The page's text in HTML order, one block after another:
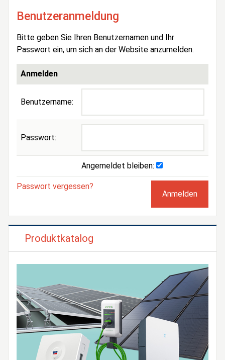
Benutzeranmeldung
Bitte geben Sie Ihren Benutzernamen und Ihr
Passwort ein, um sich an der Website anzumelden.
Anmelden
Benutzername:
Passwort:
Angemeldet bleiben:
Passwort vergessen?
Produktkatalog